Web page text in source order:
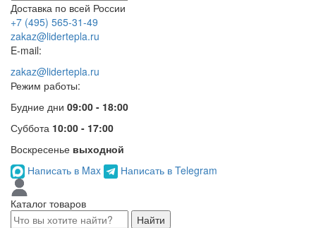
Доставка по всей России
+7 (495) 565-31-49
zakaz@lidertepla.ru
E-mail:
zakaz@lidertepla.ru
Режим работы:
Будние дни 09:00 - 18:00
Суббота 10:00 - 17:00
Воскресенье выходной
Написать в Max
Написать в Telegram
Каталог товаров
Найти